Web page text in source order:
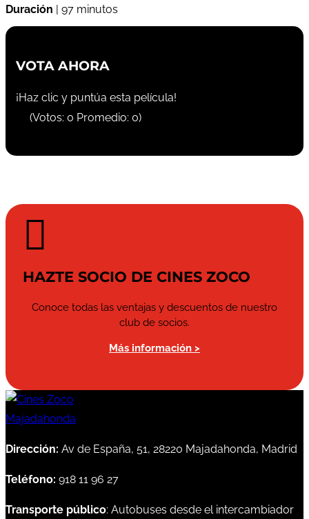
Duración | 97 minutos
VOTA AHORA
¡Haz clic y puntúa esta película!
(Votos: 0 Promedio: 0)

HAZTE SOCIO DE CINES ZOCO
Conoce todas las ventajas y descuentos de nuestro
club de socios.
Más información >
Dirección: Av de España, 51, 28220 Majadahonda, Madrid
Teléfono: 918 11 96 27
Transporte público: Autobuses desde el intercambiador